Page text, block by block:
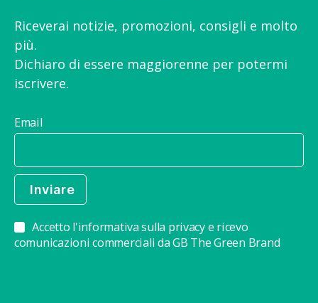
Riceverai notizie, promozioni, consigli e molto
più.
Dichiaro di essere maggiorenne per potermi
iscrivere.
Email
Accetto l'informativa sulla privacy e ricevo
comunicazioni commerciali da GB The Green Brand